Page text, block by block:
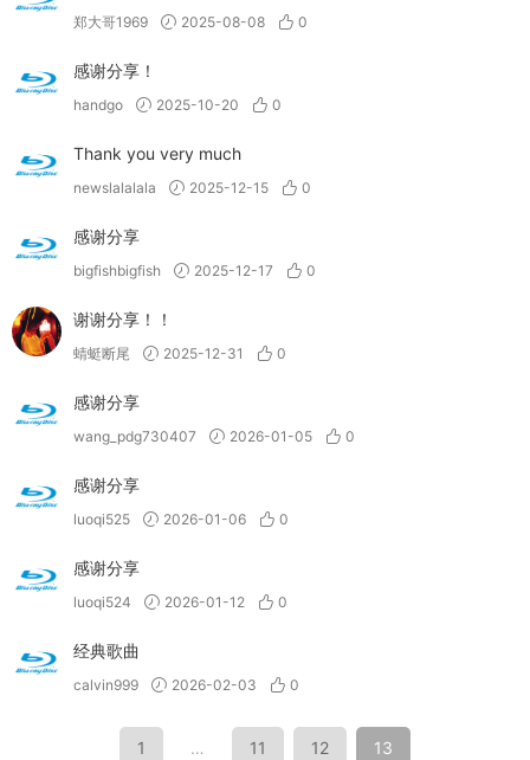
郑大哥1969 2025-08-08 0
感谢分享！
handgo 2025-10-20 0
Thank you very much
newslalalala 2025-12-15 0
感谢分享
bigfishbigfish 2025-12-17 0
谢谢分享！！
蜻蜓断尾 2025-12-31 0
感谢分享
wang_pdg730407 2026-01-05 0
感谢分享
luoqi525 2026-01-06 0
感谢分享
luoqi524 2026-01-12 0
经典歌曲
calvin999 2026-02-03 0
1 … 11 12 13